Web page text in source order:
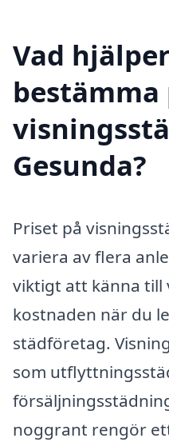
Vad
Gesunda?
Priset på
variera av flera
viktigt att känna till
kostnaden när du
städföretag.
som
noggrant rengör